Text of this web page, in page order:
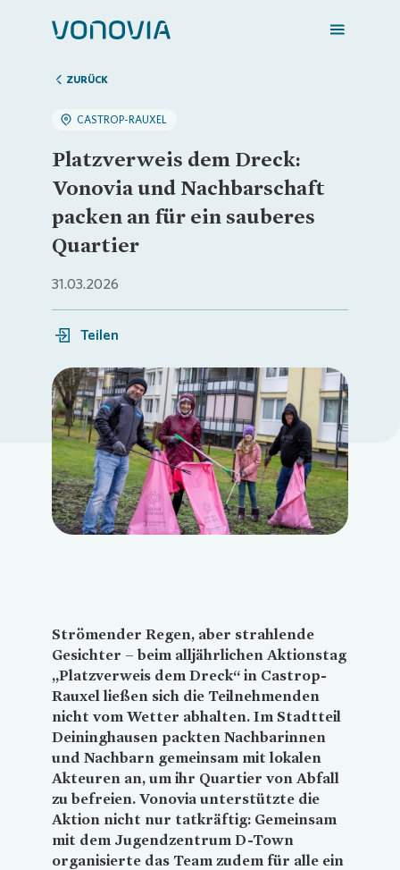
Zuhause finden
Mein Zuhause
Meine Stadt
Login
ZURÜCK
CASTROP-RAUXEL
Platzverweis dem Dreck:
Vonovia und Nachbarschaft
packen an für ein sauberes
Quartier
31.03.2026
Teilen
Loading...
Strömender Regen, aber strahlende
Gesichter – beim alljährlichen Aktionstag
„Platzverweis dem Dreck“ in Castrop-
Rauxel ließen sich die Teilnehmenden
nicht vom Wetter abhalten. Im Stadtteil
Deininghausen packten Nachbarinnen
und Nachbarn gemeinsam mit lokalen
Akteuren an, um ihr Quartier von Abfall
zu befreien. Vonovia unterstützte die
Aktion nicht nur tatkräftig: Gemeinsam
mit dem Jugendzentrum D-Town
organisierte das Team zudem für alle ein